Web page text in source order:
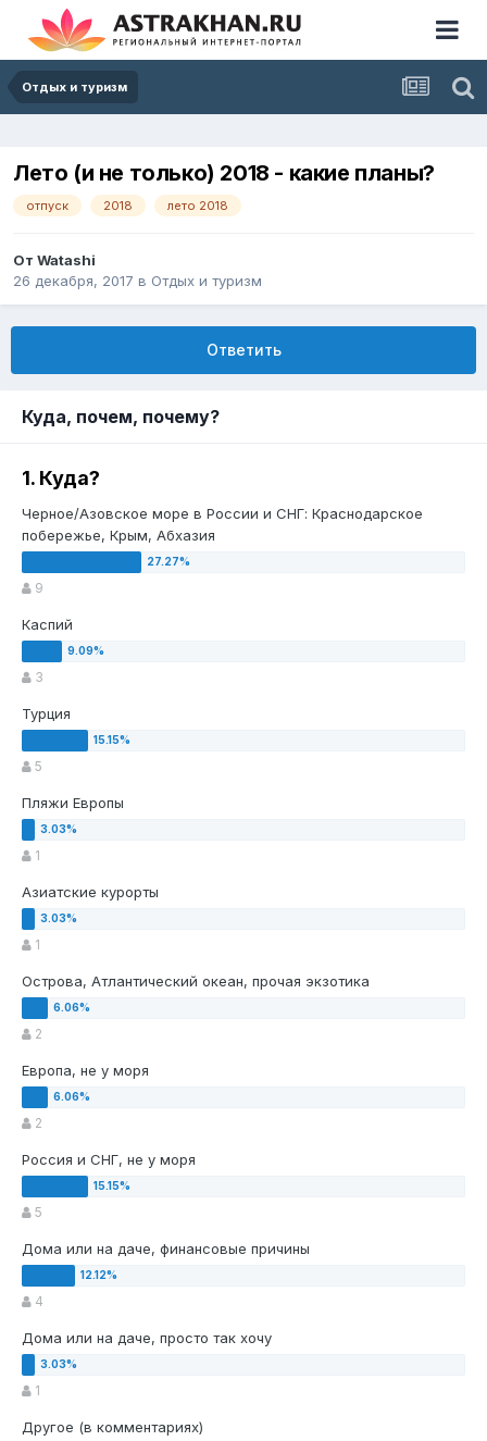
Отдых и туризм
Лето (и не только) 2018 - какие планы?
отпуск 2018 лето 2018
От Watashi
26 декабря, 2017 в Отдых и туризм
Ответить
Куда, почем, почему?
1. Куда?
Черное/Азовское море в России и СНГ: Краснодарское
побережье, Крым, Абхазия
9
Каспий
3
Турция
5
Пляжи Европы
1
Азиатские курорты
1
Острова, Атлантический океан, прочая экзотика
2
Европа, не у моря
2
Россия и СНГ, не у моря
5
Дома или на даче, финансовые причины
4
Дома или на даче, просто так хочу
1
Другое (в комментариях)